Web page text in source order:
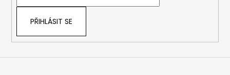
PŘIHLÁSIT SE